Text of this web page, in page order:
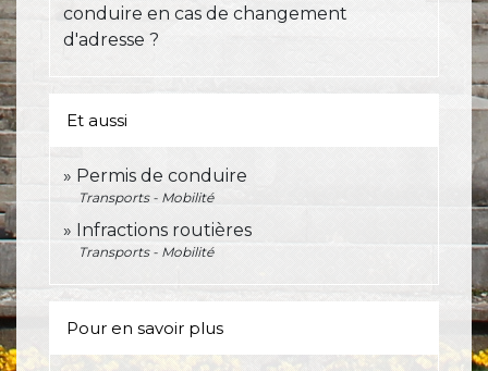
conduire en cas de changement
d'adresse ?
Et aussi
Permis de conduire
Transports - Mobilité
Infractions routières
Transports - Mobilité
Pour en savoir plus